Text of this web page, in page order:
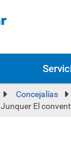
Concejalías
El